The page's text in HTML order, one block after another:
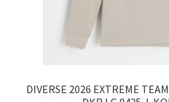
DIVERSE 2026 EXTREME